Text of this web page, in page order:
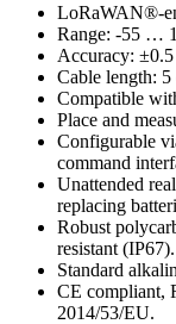
LoRaWAN®-
Range: -55 …
Accuracy:
Cable length: 5
Compatible
Place and
Configurable
command
Unattended
replacing
Robust
resistant (IP67).
Standard
CE compliant,
2014/53/EU.